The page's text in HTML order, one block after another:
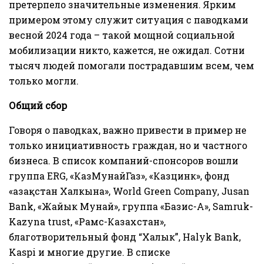
претерпело значительные изменения. Ярким
примером этому служит ситуация с паводками
весной 2024 года – такой мощной социальной
мобилизации никто, кажется, не ожидал. Сотни
тысяч людей помогали пострадавшим всем, чем
только могли.
Общий сбор
Говоря о паводках, важно привести в пример не
только инициативность граждан, но и частного
бизнеса. В список компаний-спонсоров вошли
группа ERG, «КазМунайГаз», «Казцинк», фонд
«Қазақстан Халкына», World Green Company, Jusan
Bank, «Жайык Мунай», группа «Базис-А», Samruk-
Kazyna trust, «Рамс-Казахстан»,
благотворительный фонд “Халык”, Halyk Bank,
Kaspi и многие другие. В списке